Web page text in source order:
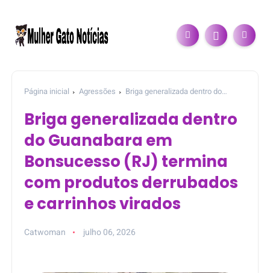
Página inicial Agressões
Briga generalizada dentro do
derrubados e carrinhos virados
Briga generalizada dentro
do Guanabara em
Bonsucesso (RJ) termina
com produtos derrubados
e carrinhos virados
Catwoman julho 06, 2026